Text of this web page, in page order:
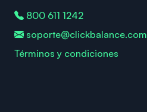
800 611 1242
soporte@clickbalance.com
Términos y condiciones